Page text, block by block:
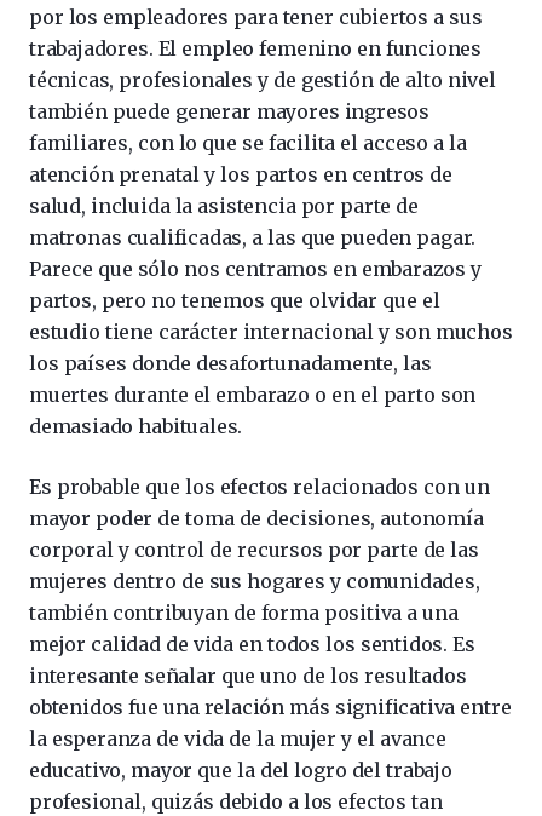
por los empleadores para tener cubiertos a sus
trabajadores. El empleo femenino en funciones
técnicas, profesionales y de gestión de alto nivel
también puede generar mayores ingresos
familiares, con lo que se facilita el acceso a la
atención prenatal y los partos en centros de
salud, incluida la asistencia por parte de
matronas cualificadas, a las que pueden pagar.
Parece que sólo nos centramos en embarazos y
partos, pero no tenemos que olvidar que el
estudio tiene carácter internacional y son muchos
los países donde desafortunadamente, las
muertes durante el embarazo o en el parto son
demasiado habituales.
Es probable que los efectos relacionados con un
mayor poder de toma de decisiones, autonomía
corporal y control de recursos por parte de las
mujeres dentro de sus hogares y comunidades,
también contribuyan de forma positiva a una
mejor calidad de vida en todos los sentidos. Es
interesante señalar que uno de los resultados
obtenidos fue una relación más significativa entre
la esperanza de vida de la mujer y el avance
educativo, mayor que la del logro del trabajo
profesional, quizás debido a los efectos tan